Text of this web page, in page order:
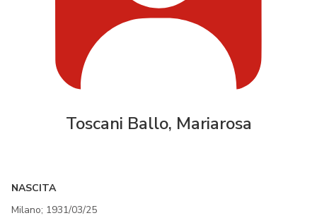
Toscani Ballo, Mariarosa
NASCITA
Milano; 1931/03/25